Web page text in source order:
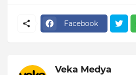
Facebook
Veka Medya